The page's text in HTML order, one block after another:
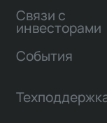
Связи с
инвесторами
События